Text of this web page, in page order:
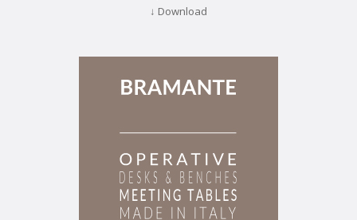
↓ Download